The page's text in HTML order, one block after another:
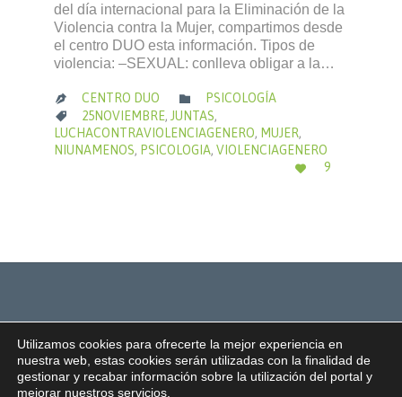
del día internacional para la Eliminación de la
Violencia contra la Mujer, compartimos desde
el centro DUO esta información. Tipos de
violencia: –SEXUAL: conlleva obligar a la…
 CENTRO DUO  CATEGORÍA
PSICOLOGÍA
 CATEGORÍA
25NOVIEMBRE, JUNTAS,
LUCHACONTRAVIOLENCIAGENERO, MUJER,
NIUNAMENOS, PSICOLOGIA, VIOLENCIAGENERO

ME
9
Utilizamos cookies para ofrecerte la mejor experiencia en
nuestra web, estas cookies serán utilizadas con la finalidad de
gestionar y recabar información sobre la utilización del portal y
mejorar nuestros servicios.